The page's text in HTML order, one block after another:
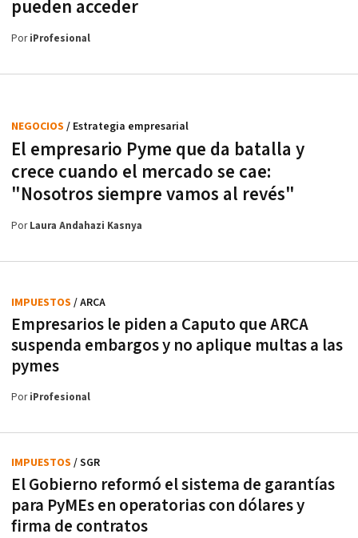
pueden acceder
PoriProfesional
El empresario Pyme que da batalla y
crece cuando el mercado se cae:
"Nosotros siempre vamos al revés"
NEGOCIOS / Estrategia empresarial
PorLaura Andahazi Kasnya
Empresarios le piden a Caputo que ARCA
suspenda embargos y no aplique multas a las
pymes
IMPUESTOS / ARCA
PoriProfesional
El Gobierno reformó el sistema de garantías
para PyMEs en operatorias con dólares y
firma de contratos
IMPUESTOS / SGR